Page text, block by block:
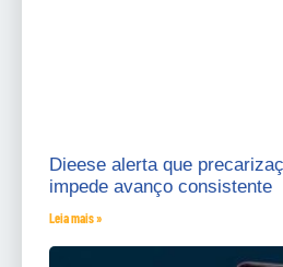
Dieese alerta que
impede avanço consistente
Leia mais »